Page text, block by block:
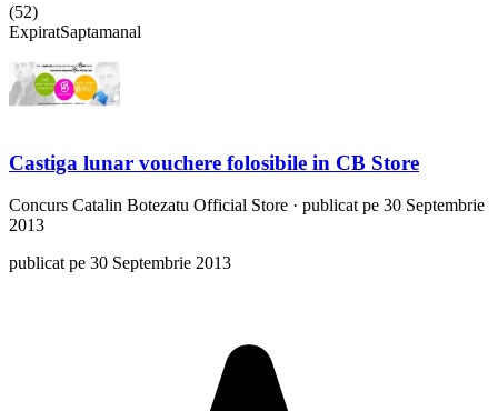
(52)
ExpiratSaptamanal
Castiga lunar vouchere folosibile in CB Store
Concurs Catalin Botezatu Official Store · publicat pe 30 Septembrie
2013
publicat pe 30 Septembrie 2013